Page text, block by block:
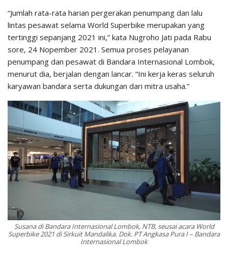
“Jumlah rata-rata harian pergerakan penumpang dan lalu
lintas pesawat selama World Superbike merupakan yang
tertinggi sepanjang 2021 ini,” kata Nugroho Jati pada Rabu
sore, 24 Nopember 2021. Semua proses pelayanan
penumpang dan pesawat di Bandara Internasional Lombok,
menurut dia, berjalan dengan lancar. “Ini kerja keras seluruh
karyawan bandara serta dukungan dari mitra usaha.”
Susana di Bandara Internasional Lombok, NTB, seusai acara World
Superbike 2021 di Sirkuit Mandalika. Dok. PT Angkasa Pura I – Bandara
Internasional Lombok